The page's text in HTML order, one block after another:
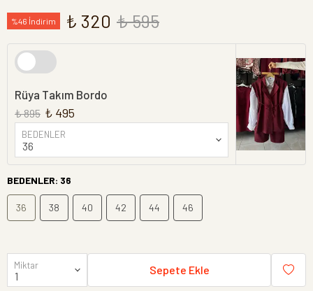
%46 İndirim ₺ 320 ₺ 595
Rüya Takım Bordo
₺ 895 ₺ 495
BEDENLER
BEDENLER: 36
36 38 40 42 44 46
Miktar Sepete Ekle